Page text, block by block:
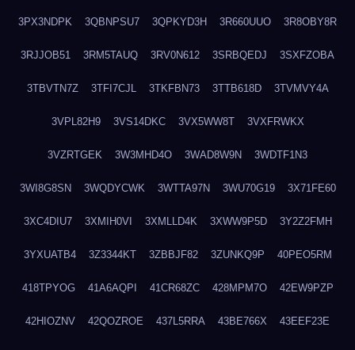
3PX3NDPK 3QBNPSU7 3QPKYD3H 3R660UUO 3R8OBY8R
3RJJOB51 3RM5TAUQ 3RV0N612 3SRBQEDJ 3SXFZOBA
3TBVTN7Z 3TFI7CJL 3TKFBN73 3TTB618D 3TVMVY4A
3VPL82H9 3VS14DKC 3VX5WW8T 3VXFRWKX
3VZRTGEK 3W3MHD4O 3WAD8W9N 3WDTF1N3
3WI8G8SN 3WQDYCWK 3WTTA97N 3WU70G19 3X71FE60
3XC4DIU7 3XMIH0VI 3XMLLD4K 3XWW9P5D 3Y2Z2FMH
3YXUATB4 3Z3344KT 3ZBBJF82 3ZUNKQ9P 40PEO5RM
418TPYOG 41A6AQPI 41CR68ZC 428MPM7O 42EW9PZP
42HIOZNV 42QOZROE 437L5RRA 43BE766X 43EEF23E